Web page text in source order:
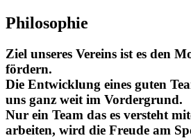
Philosophie
Ziel unseres Vereins ist es den
fördern.
Die Entwicklung eines guten
uns ganz weit im Vordergrund.
Nur ein Team das es versteht
arbeiten, wird die Freude am